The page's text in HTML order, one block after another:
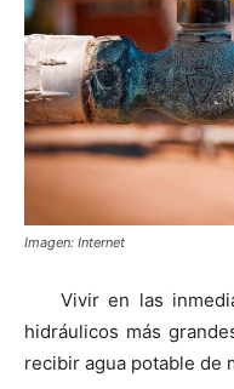
Imagen: Internet
Vivir en las
hidráulicos más
recibir agua potable de